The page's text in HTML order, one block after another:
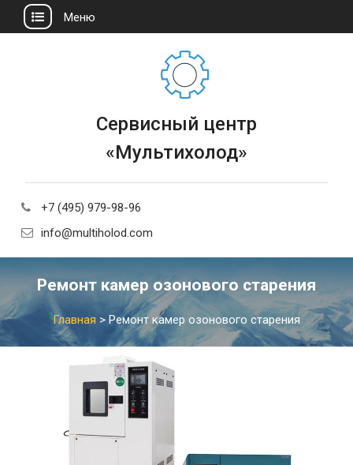
Меню
Сервисный центр
«Мультихолод»
+7 (495) 979-98-96
info@multiholod.com
Ремонт камер озонового старения
Главная > Ремонт камер озонового старения